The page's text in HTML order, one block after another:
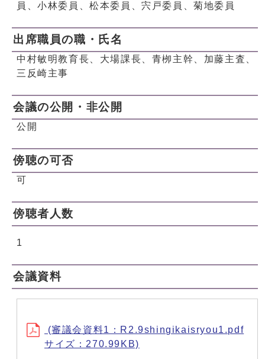
員、小林委員、松本委員、宍戸委員、菊地委員
出席職員の職・氏名
中村敏明教育長、大場課長、青栁主幹、加藤主査、
三反崎主事
会議の公開・非公開
公開
傍聴の可否
可
傍聴者人数
1
会議資料
(審議会資料1：R2.9shingikaisryou1.pdf
サイズ：270.99KB)